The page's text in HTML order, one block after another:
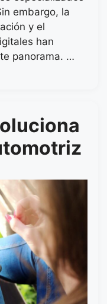
embargo, la
y el
han
panorama. …